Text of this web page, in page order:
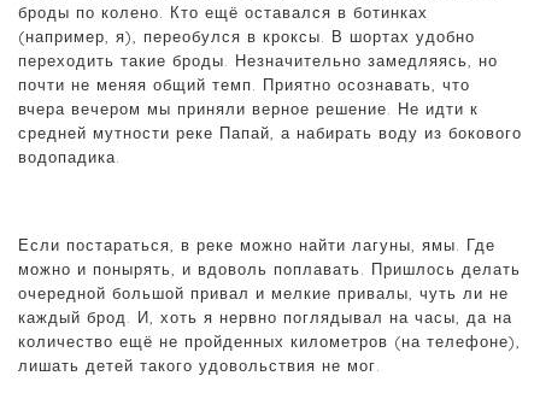
броды по колено. Кто ещё оставался в ботинках
(например, я), переобулся в кроксы. В шортах удобно
переходить такие броды. Незначительно замедляясь, но
почти не меняя общий темп. Приятно осознавать, что
вчера вечером мы приняли верное решение. Не идти к
средней мутности реке Папай, а набирать воду из бокового
водопадика.
Если постараться, в реке можно найти лагуны, ямы. Где
можно и понырять, и вдоволь поплавать. Пришлось делать
очередной большой привал и мелкие привалы, чуть ли не
каждый брод. И, хоть я нервно поглядывал на часы, да на
количество ещё не пройденных километров (на телефоне),
лишать детей такого удовольствия не мог.